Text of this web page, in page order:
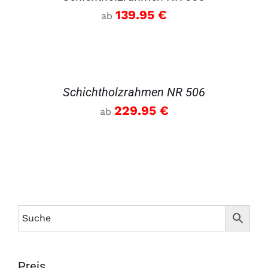
ab 139.95 €
Schichtholzrahmen NR 506
ab 229.95 €